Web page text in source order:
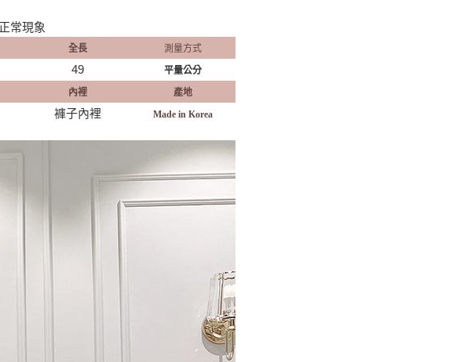
常現象
全長
測量方式
49
平量公分
內裡 產地
褲子內裡 Made in Korea